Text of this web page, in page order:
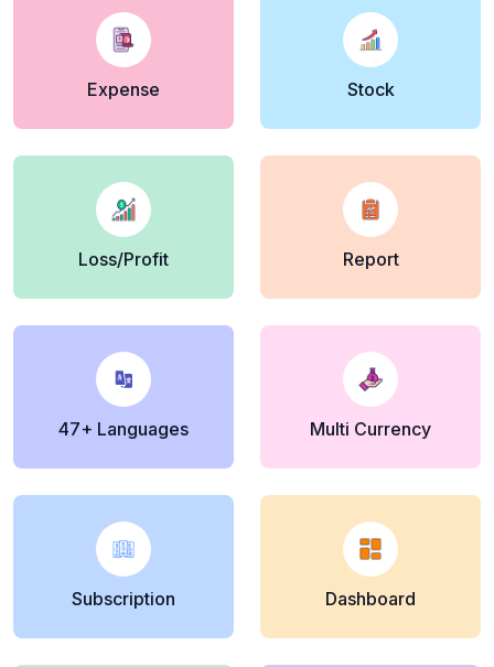
Expense Stock
Loss/Profit Report
47+ Languages Multi Currency
Subscription Dashboard